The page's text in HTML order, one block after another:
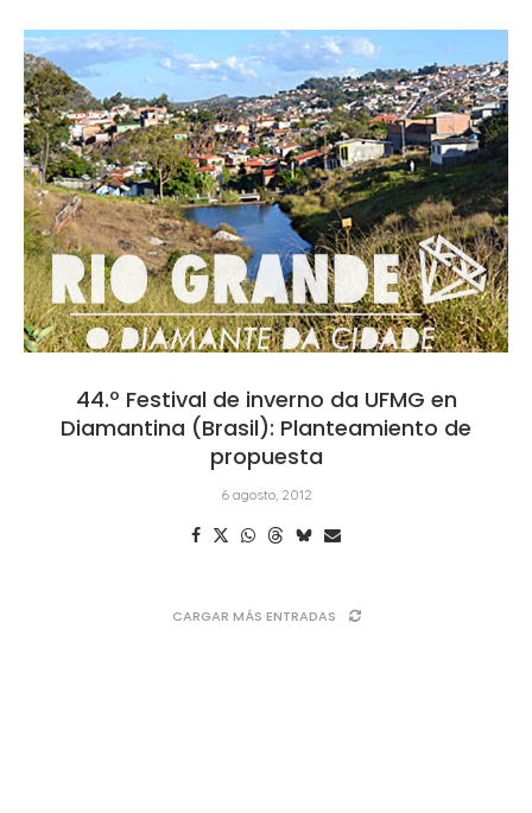
44.º Festival de inverno da UFMG en
Diamantina (Brasil): Planteamiento de
propuesta
6 agosto, 2012
CARGAR MÁS ENTRADAS